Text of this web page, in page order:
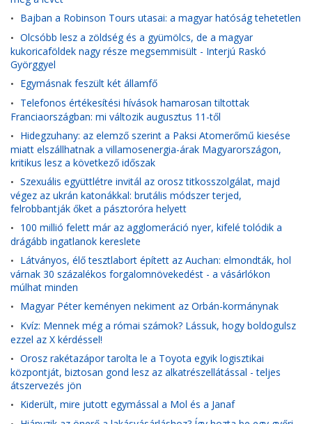
• Bajban a Robinson Tours utasai: a magyar hatóság tehetetlen
• Olcsóbb lesz a zöldség és a gyümölcs, de a magyar
kukoricaföldek nagy része megsemmisült - Interjú Raskó
Györggyel
• Egymásnak feszült két államfő
• Telefonos értékesítési hívások hamarosan tiltottak
Franciaországban: mi változik augusztus 11-től
• Hidegzuhany: az elemző szerint a Paksi Atomerőmű kiesése
miatt elszállhatnak a villamosenergia-árak Magyarországon,
kritikus lesz a következő időszak
• Szexuális együttlétre invitál az orosz titkosszolgálat, majd
végez az ukrán katonákkal: brutális módszer terjed,
felrobbantják őket a pásztoróra helyett
• 100 millió felett már az agglomeráció nyer, kifelé tolódik a
drágább ingatlanok kereslete
• Látványos, élő tesztlabort épített az Auchan: elmondták, hol
várnak 30 százalékos forgalomnövekedést - a vásárlókon
múlhat minden
• Magyar Péter keményen nekiment az Orbán-kormánynak
• Kvíz: Mennek még a római számok? Lássuk, hogy boldogulsz
ezzel az X kérdéssel!
• Orosz rakétazápor tarolta le a Toyota egyik logisztikai
központját, biztosan gond lesz az alkatrészellátással - teljes
átszervezés jön
• Kiderült, mire jutott egymással a Mol és a Janaf